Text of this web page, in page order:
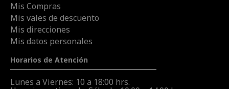
Mis Compras
Mis vales de descuento
Mis direcciones
Mis datos personales
Horarios de Atención
Lunes a Viernes: 10 a 18:00 hrs.